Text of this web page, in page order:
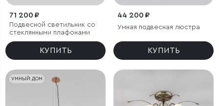
71 200 ₽
Подвесной светильник со
стеклянными плафонами
КУПИТЬ
44 200 ₽
Умная подвесная люстра
КУПИТЬ
УМНЫЙ ДОМ